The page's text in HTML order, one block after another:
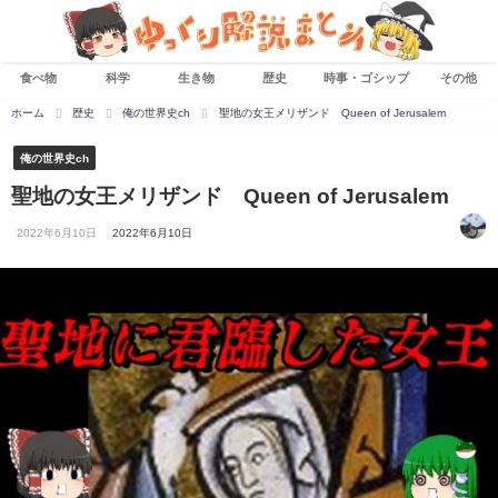
食べ物 科学 生き物 歴史 時事・ゴシップ その他
ホーム 歴史 俺の世界史ch 聖地の女王メリザンド Queen of Jerusalem
俺の世界史ch
聖地の女王メリザンド Queen of Jerusalem
2022年6月10日 2022年6月10日